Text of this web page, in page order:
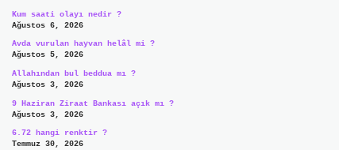
Kum saati olayı nedir ?
Ağustos 6, 2026
Avda vurulan hayvan helâl mi ?
Ağustos 5, 2026
Allahından bul beddua mı ?
Ağustos 3, 2026
9 Haziran Ziraat Bankası açık mı ?
Ağustos 3, 2026
6.72 hangi renktir ?
Temmuz 30, 2026